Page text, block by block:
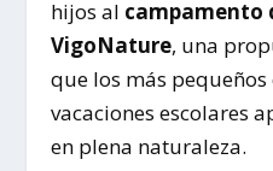
hijos al campamento
VigoNature, una
que los más
vacaciones escolares
en plena naturaleza.